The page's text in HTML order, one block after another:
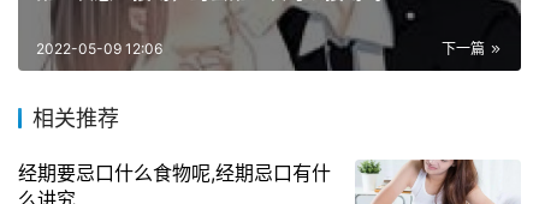
下一篇
2022-05-09 12:06
相关推荐
经期要忌口什么食物呢,经期忌口有什